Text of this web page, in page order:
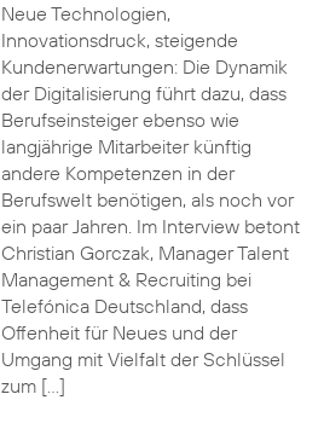
Neue Technologien,
Innovationsdruck, steigende
Kundenerwartungen: Die Dynamik
der Digitalisierung führt dazu, dass
Berufseinsteiger ebenso wie
langjährige Mitarbeiter künftig
andere Kompetenzen in der
Berufswelt benötigen, als noch vor
ein paar Jahren. Im Interview betont
Christian Gorczak, Manager Talent
Management & Recruiting bei
Telefónica Deutschland, dass
Offenheit für Neues und der
Umgang mit Vielfalt der Schlüssel
zum […]